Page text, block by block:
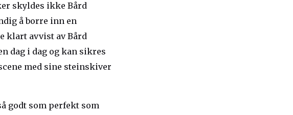
skyldes ikke Bård
å borre inn en
klart avvist av Bård
dag i dag og kan sikres
med sine steinskiver
godt som perfekt som